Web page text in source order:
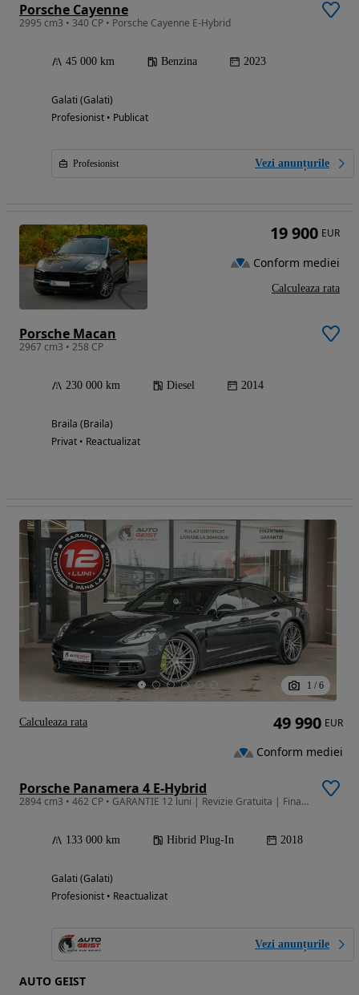
Porsche Cayenne
2995 cm3 • 340 CP • Porsche Cayenne E-Hybrid
45 000 km Benzina 2023
Galati (Galati)
Profesionist • Publicat
Profesionist Vezi anunțurile
Porsche Macan
2967 cm3 • 258 CP
230 000 km Diesel 2014
Braila (Braila)
Privat • Reactualizat
19 900 EUR
Conform mediei
Calculeaza rata
1 / 6
Porsche Panamera 4 E-Hybrid
2894 cm3 • 462 CP • GARANTIE 12 luni | Revizie Gratuita | Finantare | Rulaj Certificat
133 000 km Hibrid Plug-In 2018
Galati (Galati)
Profesionist • Reactualizat
Vezi anunțurile
AUTO GEIST
49 990 EUR
Conform mediei
Calculeaza rata